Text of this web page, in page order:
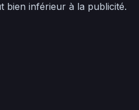
bien inférieur à la publicité.